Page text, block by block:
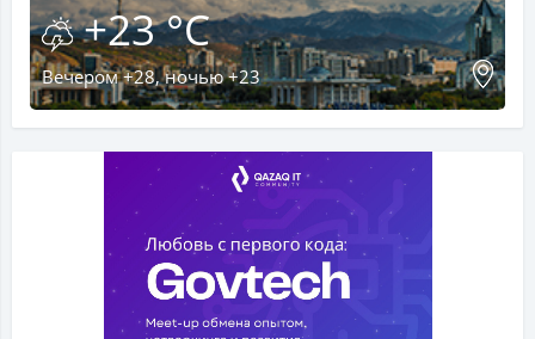
+23 °C
Вечером +28, ночью +23